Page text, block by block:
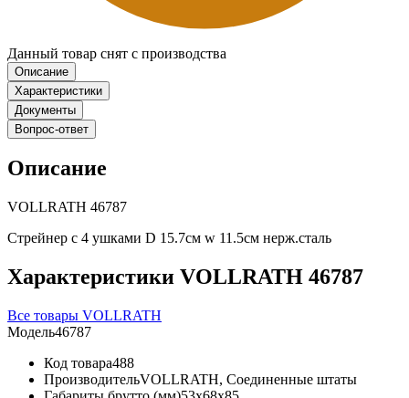
Данный товар снят с производства
Описание
Характеристики
Документы
Вопрос-ответ
Описание
VOLLRATH 46787
Стрейнер с 4 ушками D 15.7см w 11.5см нерж.сталь
Характеристики VOLLRATH 46787
Все товары VOLLRATH
Модель46787
Код товара488
ПроизводительVOLLRATH, Соединенные штаты